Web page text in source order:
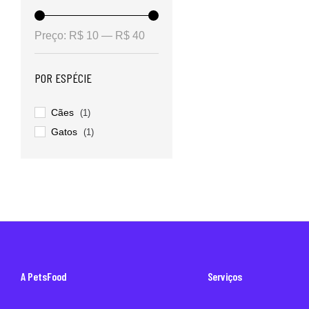
Preço: R$ 10 — R$ 40
POR ESPÉCIE
Cães (1)
Gatos (1)
A PetsFood Serviços